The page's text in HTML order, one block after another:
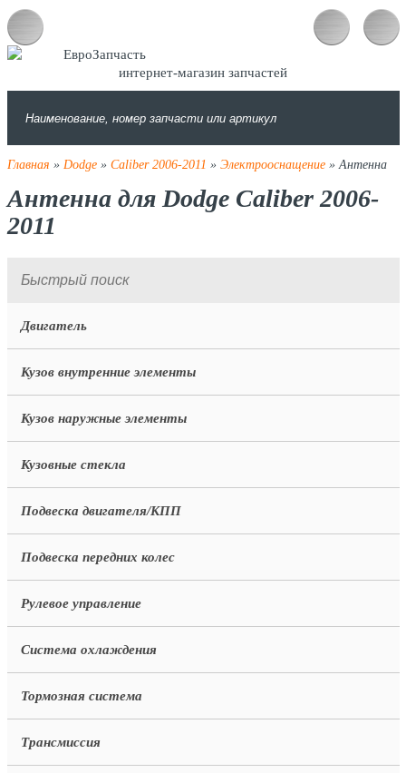
интернет-магазин запчастей
Главная » Dodge» Caliber 2006-2011 » Электрооснащение» Антенна
Антенна для Dodge Caliber 2006-
2011
Двигатель
Кузов внутренние элементы
Кузов наружные элементы
Кузовные стекла
Подвеска двигателя/КПП
Подвеска передних колес
Рулевое управление
Система охлаждения
Тормозная система
Трансмиссия